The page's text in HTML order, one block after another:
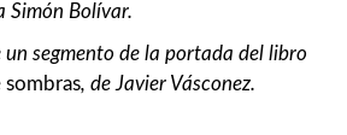
Simón Bolívar.
un segmento de la portada del libro
sombras, de Javier Vásconez.